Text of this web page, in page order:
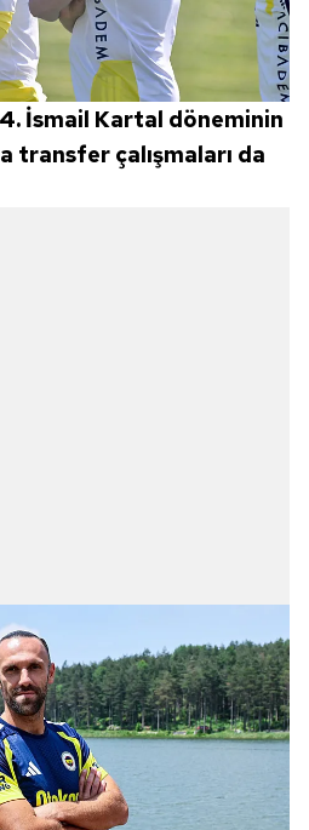
İsmail Kartal döneminin
transfer çalışmaları da